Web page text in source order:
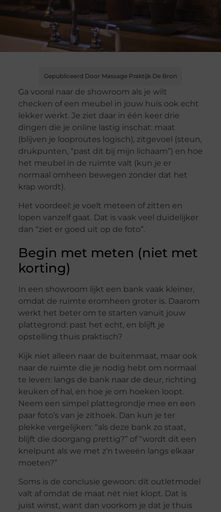
Gepubliceerd Door Massage Praktijk De Bron
Ga vooral naar de showroom als je wilt
checken of een meubel in jouw huis ook echt
lekker werkt. Je ziet daar in één keer drie
dingen die je online lastig inschat: maat
(blijven je looproutes logisch), zitgevoel (steun,
drukpunten, “past dit bij mijn lichaam”) en hoe
het meubel in de ruimte valt (kun je er
normaal omheen bewegen zonder dat het
krap wordt).
Het voordeel: je voelt meteen of zitten en
lopen vanzelf gaat. Dat is vaak veel duidelijker
dan “ziet er goed uit op de foto”.
Begin met meten (niet met
korting)
In een showroom lijkt een bank vaak kleiner,
omdat de ruimte eromheen groter is. Daarom
werkt het beter om te starten vanuit jouw
plattegrond: past het echt, en blijft je
opstelling thuis praktisch?
Kijk niet alleen naar de buitenmaat, maar ook
naar de ruimte die je nodig hebt om normaal
te leven: langs de bank naar de deur, richting
keuken of hal, en hoe je om hoeken loopt.
Neem een simpel plattegrondje mee en een
paar foto’s van je zithoek. Dan kun je ter
plekke vergelijken: “als deze bank zo staat,
blijft die doorgang prettig?” of “wordt dit een
knelpunt als we met z’n tweeën langs elkaar
moeten?”
Soms is de conclusie gewoon: dit outletmodel
valt af omdat de maat nét niet klopt. Dat is
juist winst, want dan voorkom je dat je thuis